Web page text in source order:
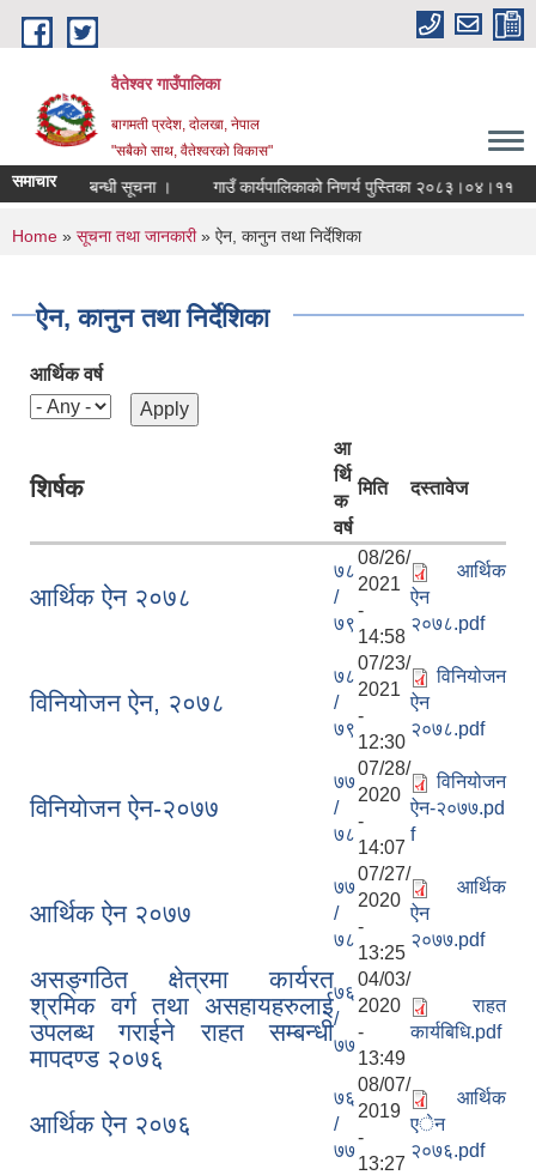
Skip to main content
वैतेश्वर गाउँपालिका
बागमती प्रदेश, दाेलखा, नेपाल
"सबैको साथ, वैतेश्वरको विकास"
समाचार
नगर्ने सम्बन्धी सूचना । गाउँ कार्यपालिकाको निणर्य पुस्तिका २०८३।०४।११
You are here
Home » सूचना तथा जानकारी» ऐन, कानुन तथा निर्देशिका
ऐन, कानुन तथा निर्देशिका
आर्थिक वर्ष
शिर्षक
आ
र्थि
क
वर्ष
मिति दस्तावेज
आर्थिक ऐन २०७८
७८
/
७९
08/26/
2021
-
14:58
आर्थिक
ऐन
२०७८.pdf
विनियोजन ऐन, २०७८
७८
/
७९
07/23/
2021
-
12:30
विनियोजन
ऐन
२०७८.pdf
विनियाेजन ऐन-२०७७
७७
/
७८
07/28/
2020
-
14:07
विनियोजन
ऐन-२०७७.pd
f
आर्थिक ऐन २०७७
७७
/
७८
07/27/
2020
-
13:25
आर्थिक
ऐन
२०७७.pdf
असङ्गठित क्षेत्रमा कार्यरत
श्रमिक वर्ग तथा असहायहरुलाई
उपलब्ध गराईने राहत सम्बन्धी
मापदण्ड २०७६
७६
/
७७
04/03/
2020
-
13:49
राहत
कार्यबिधि.pdf
आर्थिक ऐन २०७६
७६
/
७७
08/07/
2019
-
13:27
आर्थिक
एेन
२०७६.pdf